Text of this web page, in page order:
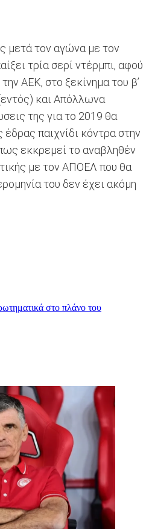
μετά τον αγώνα με τον
τρία σερί ντέρμπι, αφού
ΑΕΚ, στο ξεκίνημα του β’
και Απόλλωνα
της για το 2019 θα
παιχνίδι κόντρα στην
εκκρεμεί το αναβληθέν
με τον ΑΠΟΕΛ που θα
του δεν έχει ακόμη
στο πλάνο του